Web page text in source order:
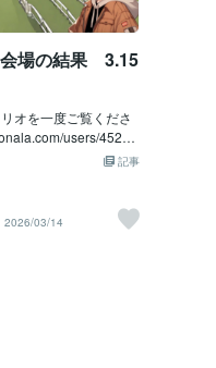
場の結果 3.15
オを一度ご覧くださ
users/45233
に関心のある方は、
本日も運営では馬
めました！ この日は
しい展開になりまし
記事
2026/03/14